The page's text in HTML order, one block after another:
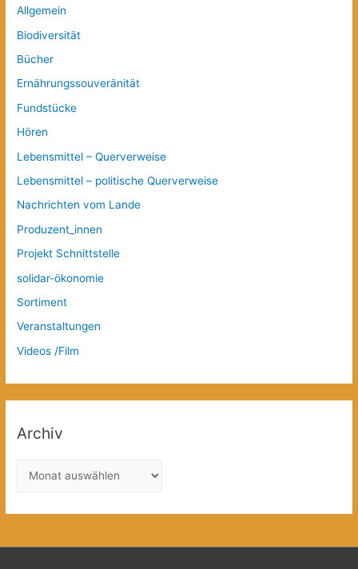
Allgemein
Biodiversität
Bücher
Ernährungssouveränität
Fundstücke
Hören
Lebensmittel – Querverweise
Lebensmittel – politische Querverweise
Nachrichten vom Lande
Produzent_innen
Projekt Schnittstelle
solidar-ökonomie
Sortiment
Veranstaltungen
Videos /Film
Archiv
c